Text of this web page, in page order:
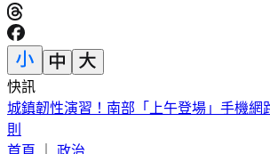
快訊
慈濟買疫苗遭詐10.6億！綠轟「藍白大翻
首頁